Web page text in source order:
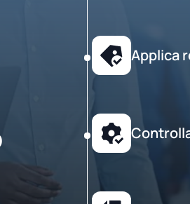
Applica